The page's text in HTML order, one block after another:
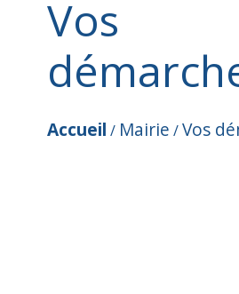
Vos
Accueil / Mairie /Vos